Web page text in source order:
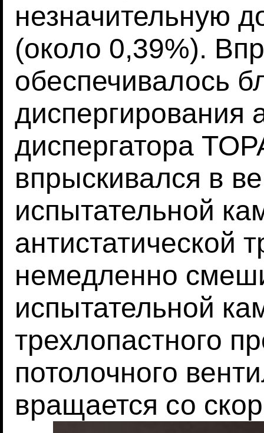
незначительную
(около 0,39%).
обеспечивалось
диспергирования
диспергатора
впрыскивался в
испытательной
антистатической
немедленно
испытательной
трехлопастного
потолочного
вращается со